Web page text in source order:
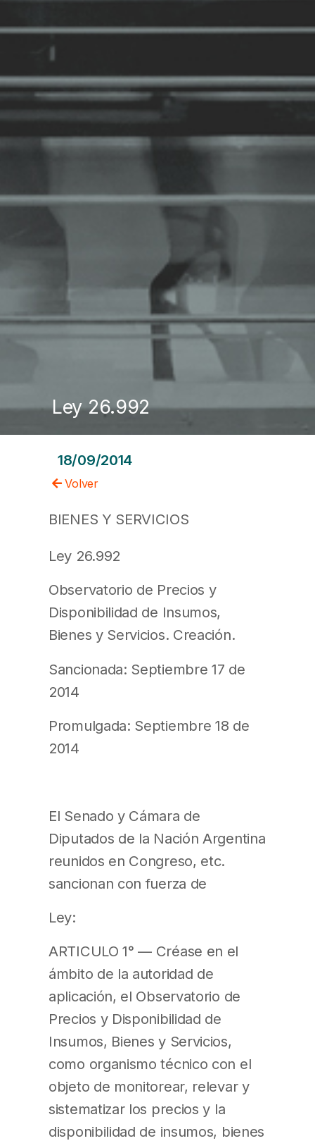
Ley 26.992
18/09/2014
Volver
BIENES Y SERVICIOS
Ley 26.992
Observatorio de Precios y
Disponibilidad de Insumos,
Bienes y Servicios. Creación.
Sancionada: Septiembre 17 de
2014
Promulgada: Septiembre 18 de
2014
El Senado y Cámara de
Diputados de la Nación Argentina
reunidos en Congreso, etc.
sancionan con fuerza de
Ley:
ARTICULO 1° — Créase en el
ámbito de la autoridad de
aplicación, el Observatorio de
Precios y Disponibilidad de
Insumos, Bienes y Servicios,
como organismo técnico con el
objeto de monitorear, relevar y
sistematizar los precios y la
disponibilidad de insumos, bienes